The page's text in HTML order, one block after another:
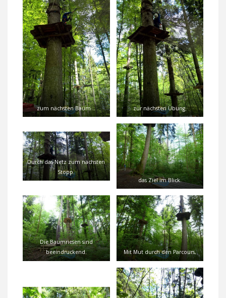
zum nächsten Baum .. zur nächsten Übung.
Durch das Netz zum nächsten
Stopp.
das Ziel im Blick.
Die Baumriesen sind
beeindruckend.
Mit Mut durch den Parcours,